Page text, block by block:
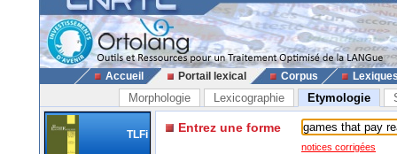
Accueil Portail lexical Corpus
Morphologie Lexicographie Etymologie
TLFi Entrez une forme
notices corrigées